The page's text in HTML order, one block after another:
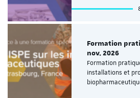
Formation
nov. 2026
Formation
installations et